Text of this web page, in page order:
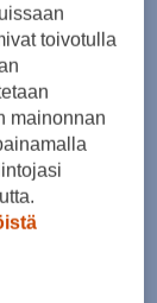
toivotulla
mainonnan